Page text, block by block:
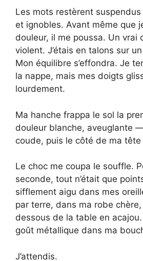
Les mots restèrent suspendus
et ignobles. Avant même que
douleur, il me poussa. Un vrai
violent. J’étais en talons sur
Mon équilibre s’effondra. Je
la nappe, mais mes doigts
lourdement.
Ma hanche frappa le sol la
douleur blanche, aveuglante
coude, puis le côté de ma
Le choc me coupa le souffle.
seconde, tout n’était que
sifflement aigu dans mes
par terre, dans ma robe
dessous de la table en
goût métallique dans ma
J’attendis.